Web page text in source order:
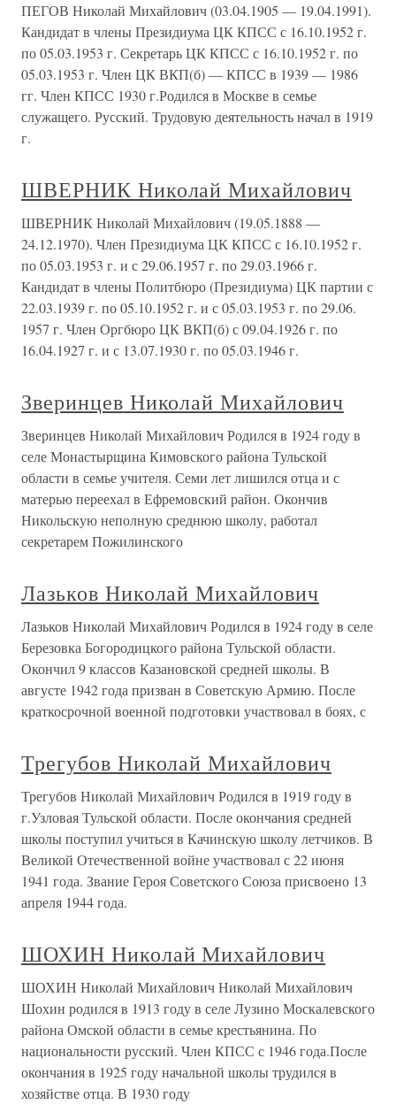
ПЕГОВ Николай Михайлович (03.04.1905 — 19.04.1991).
Кандидат в члены Президиума ЦК КПСС с 16.10.1952 г.
по 05.03.1953 г. Секретарь ЦК КПСС с 16.10.1952 г. по
05.03.1953 г. Член ЦК ВКП(б) — КПСС в 1939 — 1986
гг. Член КПСС 1930 г.Родился в Москве в семье
служащего. Русский. Трудовую деятельность начал в 1919
г.
ШВЕРНИК Николай Михайлович
ШВЕРНИК Николай Михайлович (19.05.1888 —
24.12.1970). Член Президиума ЦК КПСС с 16.10.1952 г.
по 05.03.1953 г. и с 29.06.1957 г. по 29.03.1966 г.
Кандидат в члены Политбюро (Президиума) ЦК партии с
22.03.1939 г. по 05.10.1952 г. и с 05.03.1953 г. по 29.06.
1957 г. Член Оргбюро ЦК ВКП(б) с 09.04.1926 г. по
16.04.1927 г. и с 13.07.1930 г. по 05.03.1946 г.
Зверинцев Николай Михайлович
Зверинцев Николай Михайлович Родился в 1924 году в
селе Монастырщина Кимовского района Тульской
области в семье учителя. Семи лет лишился отца и с
матерью переехал в Ефремовский район. Окончив
Никольскую неполную среднюю школу, работал
секретарем Пожилинского
Лазьков Николай Михайлович
Лазьков Николай Михайлович Родился в 1924 году в селе
Березовка Богородицкого района Тульской области.
Окончил 9 классов Казановской средней школы. В
августе 1942 года призван в Советскую Армию. После
краткосрочной военной подготовки участвовал в боях, с
Трегубов Николай Михайлович
Трегубов Николай Михайлович Родился в 1919 году в
г.Узловая Тульской области. После окончания средней
школы поступил учиться в Качинскую школу летчиков. В
Великой Отечественной войне участвовал с 22 июня
1941 года. Звание Героя Советского Союза присвоено 13
апреля 1944 года.
ШОХИН Николай Михайлович
ШОХИН Николай Михайлович Николай Михайлович
Шохин родился в 1913 году в селе Лузино Москалевского
района Омской области в семье крестьянина. По
национальности русский. Член КПСС с 1946 года.После
окончания в 1925 году начальной школы трудился в
хозяйстве отца. В 1930 году